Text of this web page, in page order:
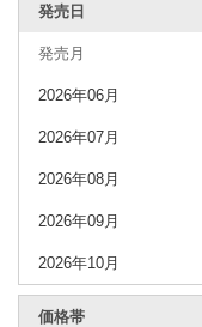
発売日
発売月
2026年06月
2026年07月
2026年08月
2026年09月
2026年10月
価格帯